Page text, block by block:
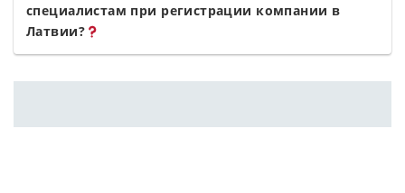
специалистам при регистрации компании в
Латвии?